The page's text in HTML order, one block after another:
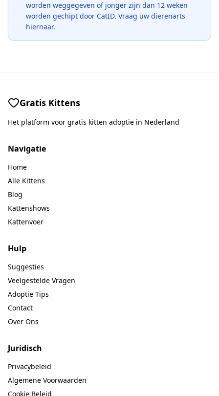
worden weggegeven of jonger zijn dan 12 weken
worden gechipt door CatID. Vraag uw dierenarts
hiernaar.
Gratis Kittens
Het platform voor gratis kitten adoptie in Nederland
Navigatie
Home
Alle Kittens
Blog
Kattenshows
Kattenvoer
Hulp
Suggesties
Veelgestelde Vragen
Adoptie Tips
Contact
Over Ons
Juridisch
Privacybeleid
Algemene Voorwaarden
Cookie Beleid